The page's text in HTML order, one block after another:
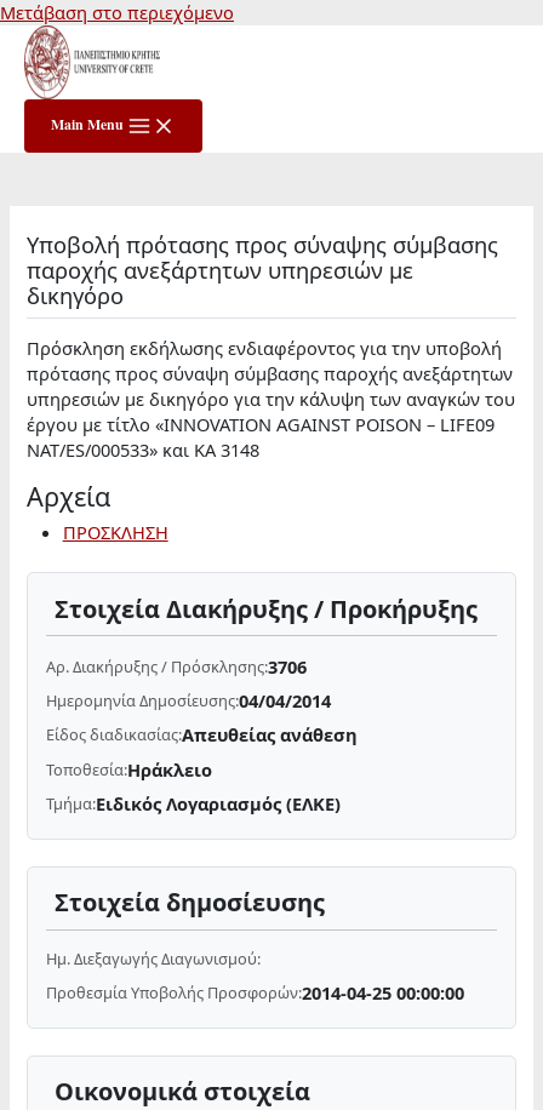
Μετάβαση στο περιεχόμενο
Main Menu
Υποβολή πρότασης προς σύναψης σύμβασης
παροχής ανεξάρτητων υπηρεσιών με
δικηγόρο
Πρόσκληση εκδήλωσης ενδιαφέροντος για την υποβολή
πρότασης προς σύναψη σύμβασης παροχής ανεξάρτητων
υπηρεσιών με δικηγόρο για την κάλυψη των αναγκών του
έργου με τίτλο «INNOVATION AGAINST POISON – LIFE09
NAT/ES/000533» και ΚΑ 3148
Αρχεία
ΠΡΟΣΚΛΗΣΗ
Στοιχεία Διακήρυξης / Προκήρυξης
Αρ. Διακήρυξης / Πρόσκλησης:3706
Ημερομηνία Δημοσίευσης:04/04/2014
Είδος διαδικασίας:Απευθείας ανάθεση
Τοποθεσία:Ηράκλειο
Τμήμα:Ειδικός Λογαριασμός (ΕΛΚΕ)
Στοιχεία δημοσίευσης
Ημ. Διεξαγωγής Διαγωνισμού:
Προθεσμία Υποβολής Προσφορών:2014-04-25 00:00:00
Οικονομικά στοιχεία